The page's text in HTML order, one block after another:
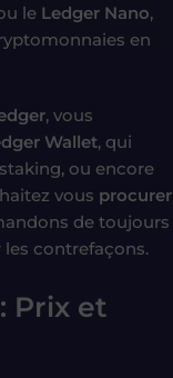
le Ledger Nano,
en
, vous
Wallet, qui
ou encore
vous procurer
de toujours
les contrefaçons.
Prix et